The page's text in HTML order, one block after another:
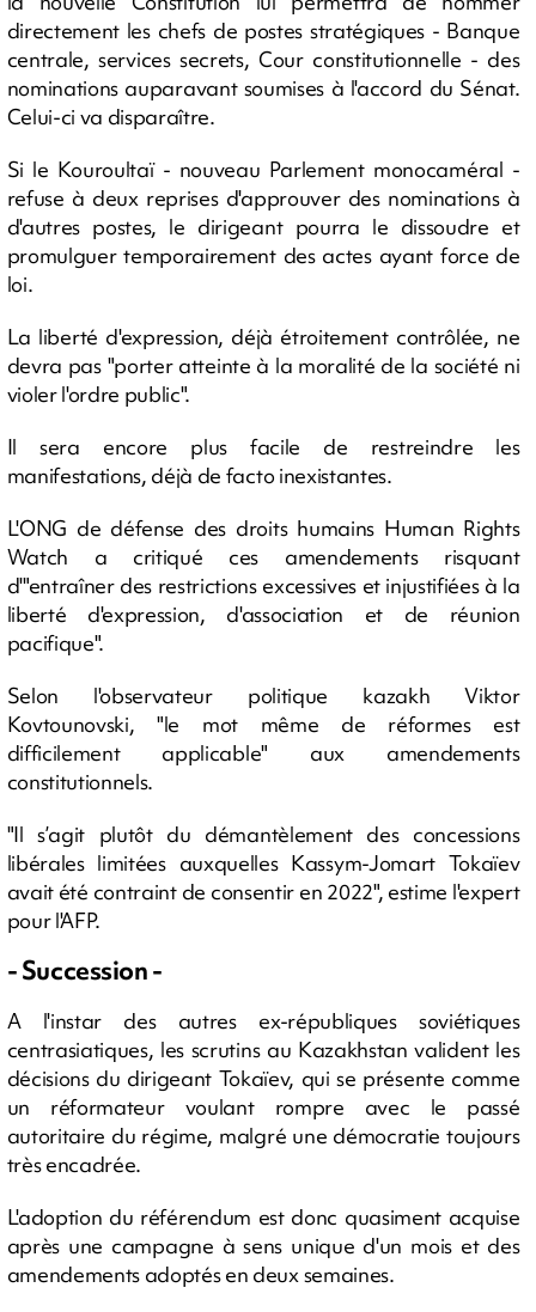
directement les chefs de postes stratégiques - Banque
centrale, services secrets, Cour constitutionnelle - des
nominations auparavant soumises à l'accord du Sénat.
Celui-ci va disparaître.
Si le Kouroultaï - nouveau Parlement monocaméral -
refuse à deux reprises d'approuver des nominations à
d'autres postes, le dirigeant pourra le dissoudre et
promulguer temporairement des actes ayant force de
loi.
La liberté d'expression, déjà étroitement contrôlée, ne
devra pas "porter atteinte à la moralité de la société ni
violer l'ordre public".
Il sera encore plus facile de restreindre les
manifestations, déjà de facto inexistantes.
L'ONG de défense des droits humains Human Rights
Watch a critiqué ces amendements risquant
d'"entraîner des restrictions excessives et injustifiées à la
liberté d'expression, d'association et de réunion
pacifique".
Selon l'observateur politique kazakh Viktor
Kovtounovski, "le mot même de réformes est
difficilement applicable" aux amendements
constitutionnels.
"Il s’agit plutôt du démantèlement des concessions
libérales limitées auxquelles Kassym-Jomart Tokaïev
avait été contraint de consentir en 2022", estime l'expert
pour l'AFP.
- Succession -
A l'instar des autres ex-républiques soviétiques
centrasiatiques, les scrutins au Kazakhstan valident les
décisions du dirigeant Tokaïev, qui se présente comme
un réformateur voulant rompre avec le passé
autoritaire du régime, malgré une démocratie toujours
très encadrée.
L'adoption du référendum est donc quasiment acquise
après une campagne à sens unique d'un mois et des
amendements adoptés en deux semaines.